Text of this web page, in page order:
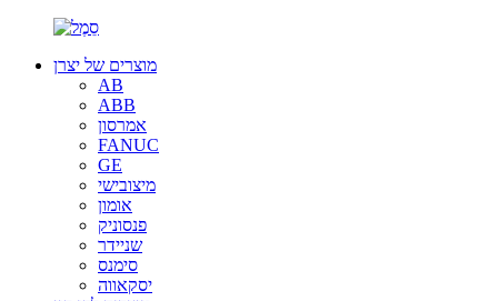
מוצרים של יצרן
AB
ABB
אמרסון
FANUC
GE
מיצובישי
אומון
פנסוניק
שניידר
סימנס
יסקאווה